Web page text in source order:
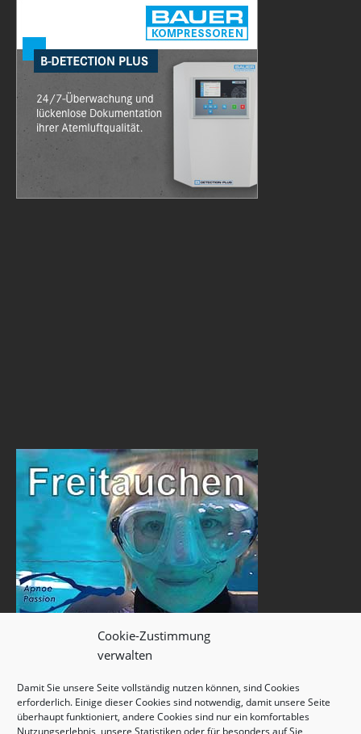
Cookie-Zustimmung
verwalten
Damit Sie unsere Seite vollständig nutzen können, sind Cookies
erforderlich. Einige dieser Cookies sind notwendig, damit unsere Seite
überhaupt funktioniert, andere Cookies sind nur ein komfortables
Nutzungserlebnis, unsere Statistiken oder für besonders auf Sie